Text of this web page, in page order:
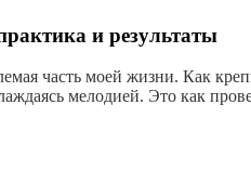
и результаты
часть моей жизни. Как
мелодией. Это как